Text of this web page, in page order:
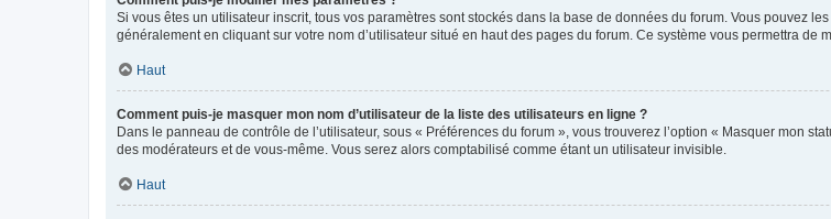
Si vous êtes un utilisateur inscrit, tous vos paramètres sont stockés dans la base de données du forum. Vous pouvez
généralement en cliquant sur votre nom d’utilisateur situé en haut des pages du forum. Ce système vous permettra de
Haut
Comment puis-je masquer mon nom d’utilisateur de la liste des utilisateurs en ligne ?
Dans le panneau de contrôle de l’utilisateur, sous « Préférences du forum », vous trouverez l’option « Masquer mon
des modérateurs et de vous-même. Vous serez alors comptabilisé comme étant un utilisateur invisible.
Haut